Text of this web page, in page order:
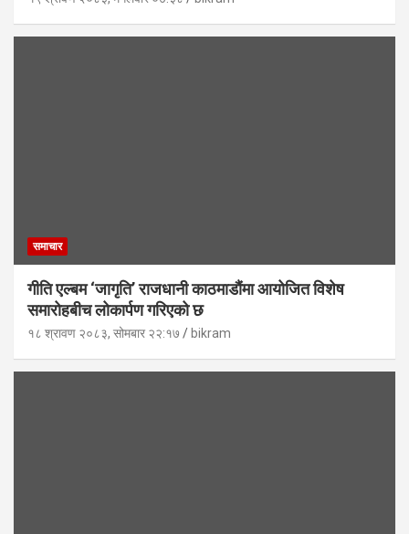
समाचार
गीति एल्बम ‘जागृति’ राजधानी काठमाडौंमा आयोजित विशेष
समारोहबीच लोकार्पण गरिएको छ
१८ श्रावण २०८३, सोमबार २२:१७ bikram